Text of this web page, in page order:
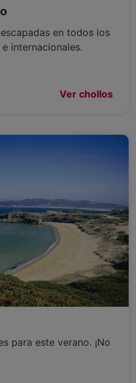
en todos los
internacionales.
Ver chollos
para este verano. ¡No